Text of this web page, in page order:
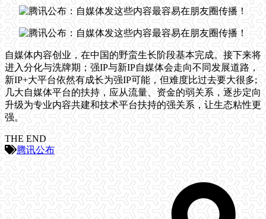
自媒体内容创业，在中国的野蛮生长阶段基本完成。接下来将
进入分化与洗牌期；强IP与新IP自媒体会走向不同发展道路，
新IP+大平台依然有成长为强IP可能，但难度比过去要大很多;
几大自媒体平台的扶持，应从流量、资金的弱关系，逐步定向
升级为专业内容共建和技术平台扶持的强关系，让生态粘性更
强。
THE END
腾讯公布